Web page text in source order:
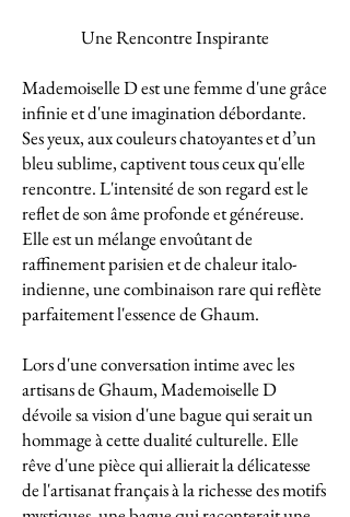
Une Rencontre Inspirante
Mademoiselle D est une femme d'une grâce
infinie et d'une imagination débordante.
Ses yeux, aux couleurs chatoyantes et d’un
bleu sublime, captivent tous ceux qu'elle
rencontre. L'intensité de son regard est le
reflet de son âme profonde et généreuse.
Elle est un mélange envoûtant de
raffinement parisien et de chaleur italo-
indienne, une combinaison rare qui reflète
parfaitement l'essence de Ghaum.
Lors d'une conversation intime avec les
artisans de Ghaum, Mademoiselle D
dévoile sa vision d'une bague qui serait un
hommage à cette dualité culturelle. Elle
rêve d'une pièce qui allierait la délicatesse
de l'artisanat français à la richesse des motifs